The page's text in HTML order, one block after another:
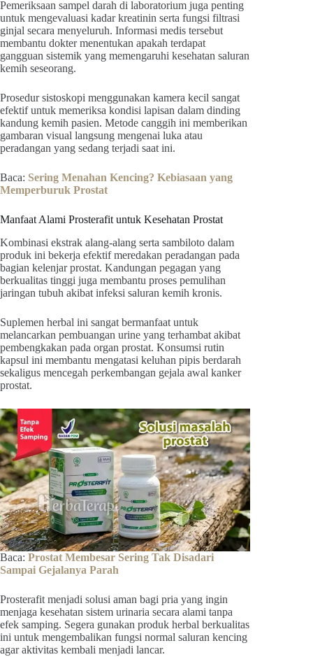
Pemeriksaan sampel darah di laboratorium juga penting
untuk mengevaluasi kadar kreatinin serta fungsi filtrasi
ginjal secara menyeluruh. Informasi medis tersebut
membantu dokter menentukan apakah terdapat
gangguan sistemik yang memengaruhi kesehatan saluran
kemih seseorang.
Prosedur sistoskopi menggunakan kamera kecil sangat
efektif untuk memeriksa kondisi lapisan dalam dinding
kandung kemih pasien. Metode canggih ini memberikan
gambaran visual langsung mengenai luka atau
peradangan yang sedang terjadi saat ini.
Baca: Sering Menahan Kencing? Kebiasaan yang
Memperburuk Prostat
Manfaat Alami Prosterafit untuk Kesehatan Prostat
Kombinasi ekstrak alang-alang serta sambiloto dalam
produk ini bekerja efektif meredakan peradangan pada
bagian kelenjar prostat. Kandungan pegagan yang
berkualitas tinggi juga membantu proses pemulihan
jaringan tubuh akibat infeksi saluran kemih kronis.
Suplemen herbal ini sangat bermanfaat untuk
melancarkan pembuangan urine yang terhambat akibat
pembengkakan pada organ prostat. Konsumsi rutin
kapsul ini membantu mengatasi keluhan pipis berdarah
sekaligus mencegah perkembangan gejala awal kanker
prostat.
Baca: Prostat Membesar Sering Tak Disadari
Sampai Gejalanya Parah
Prosterafit menjadi solusi aman bagi pria yang ingin
menjaga kesehatan sistem urinaria secara alami tanpa
efek samping. Segera gunakan produk herbal berkualitas
ini untuk mengembalikan fungsi normal saluran kencing
agar aktivitas kembali menjadi lancar.